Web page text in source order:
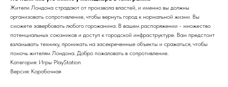
Жители Лондона страдают от произвола властей, и именно вы должны
организовать сопротивление, чтобы вернуть город к нормальной жизни. Вы
сможете завербовать любого горожанина. В вашем распоряжении - множество
потенциальных союзников и доступ к городской инфраструктуре. Вам предстоит
взламывать технику, проникать на засекреченные объекты и сражаться, чтобы
помочь жителям Лондона. Добро пожаловать в сопротивление.
Категория: Игры PlayStation
Версия: Коробочная